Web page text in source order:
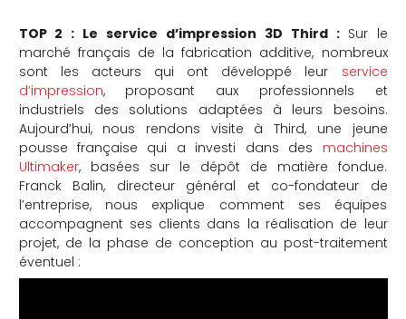
TOP 2 : Le service d’impression 3D Third : Sur le
marché français de la fabrication additive, nombreux
sont les acteurs qui ont développé leur service
d’impression, proposant aux professionnels et
industriels des solutions adaptées à leurs besoins.
Aujourd’hui, nous rendons visite à Third, une jeune
pousse française qui a investi dans des machines
Ultimaker, basées sur le dépôt de matière fondue.
Franck Balin, directeur général et co-fondateur de
l’entreprise, nous explique comment ses équipes
accompagnent ses clients dans la réalisation de leur
projet, de la phase de conception au post-traitement
éventuel :